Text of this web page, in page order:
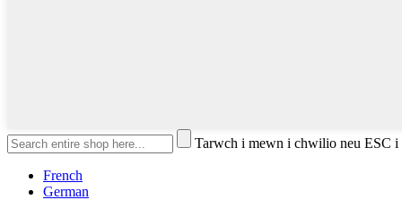
Tarwch i mewn i chwilio neu ESC i
French
German